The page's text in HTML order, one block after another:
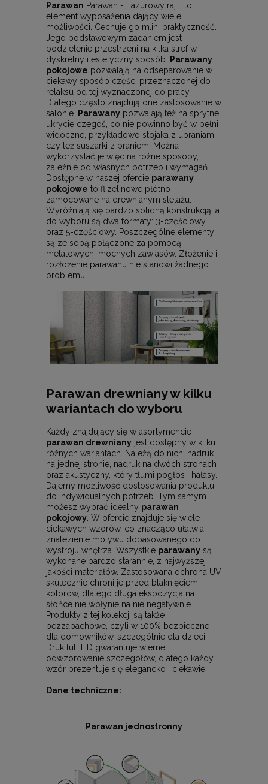
Parawan Parawan - Lazurowy raj II to
element wyposażenia dający wiele
możliwości. Cechuje go m.in. praktyczność.
Jego podstawowym zadaniem jest
podzielenie przestrzeni na kilka stref w
dyskretny i estetyczny sposób. Parawany
pokojowe pozwalają na odseparowanie w
ciekawy sposób części przeznaczonej do
relaksu od tej wyznaczonej do pracy.
Dlatego często znajdują one zastosowanie w
salonie. Parawany pozwalają też na sprytne
ukrycie czegoś, co nie powinno być w pełni
widoczne, przykładowo stojaka z ubraniami
czy też suszarki z praniem. Można
wykorzystać je więc na różne sposoby,
zależnie od własnych potrzeb i wymagań.
Dostępne w naszej ofercie parawany
pokojowe to flizelinowe płótno
zamocowane na drewnianym stelażu.
Wyróżniają się bardzo solidną konstrukcją, a
do wyboru są dwa formaty: 3-częściowy
oraz 5-częściowy. Poszczególne elementy
są ze sobą połączone za pomocą
metalowych, mocnych zawiasów. Złożenie i
rozłożenie parawanu nie stanowi żadnego
problemu.
Parawan drewniany w kilku
wariantach do wyboru
Każdy znajdujący się w asortymencie
parawan drewniany jest dostępny w kilku
różnych wariantach. Należą do nich: nadruk
na jednej stronie, nadruk na dwóch stronach
oraz akustyczny, który tłumi pogłos i hałasy.
Dajemy możliwość dostosowania produktu
do indywidualnych potrzeb. Tym samym
możesz wybrać idealny parawan
pokojowy . W ofercie znajduje się wiele
ciekawych wzorów, co znacząco ułatwia
znalezienie motywu dopasowanego do
wystroju wnętrza. Wszystkie parawany są
wykonane bardzo starannie, z najwyższej
jakości materiałów. Zastosowana ochrona UV
skutecznie chroni je przed blaknięciem
kolorów, dlatego długa ekspozycja na
słońce nie wpłynie na nie negatywnie.
Produkty z tej kolekcji są także
bezzapachowe, czyli w 100% bezpieczne
dla domowników, szczególnie dla dzieci.
Druk full HD gwarantuje wierne
odwzorowanie szczegółów, dlatego każdy
wzór prezentuje się elegancko i ciekawie.
Dane techniczne:
Parawan jednostronny